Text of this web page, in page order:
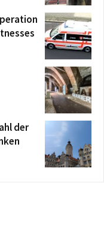
der